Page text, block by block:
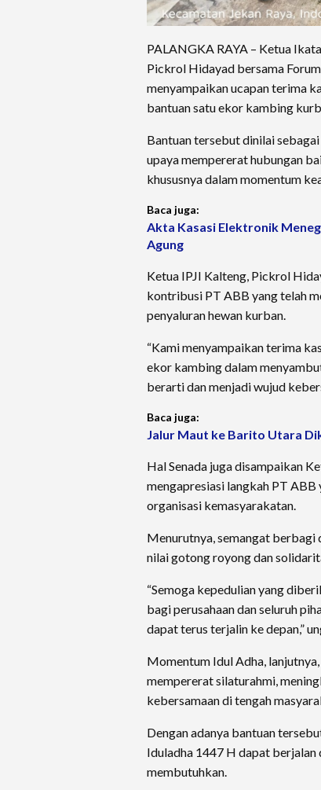
PALANGKA RAYA – Ketua
Pickrol Hidayad bersama
menyampaikan ucapan terima
bantuan satu ekor kambing
Bantuan tersebut dinilai
upaya mempererat hubungan
khususnya dalam momentum
Baca juga:
Akta Kasasi Elektronik
Agung
Ketua IPJI Kalteng, Pickrol
kontribusi PT ABB yang telah
penyaluran hewan kurban.
“Kami menyampaikan terima
ekor kambing dalam
berarti dan menjadi wujud
Baca juga:
Jalur Maut ke Barito Utara
Hal Senada juga disampaikan
mengapresiasi langkah PT
organisasi kemasyarakatan.
Menurutnya, semangat berbagi
nilai gotong royong dan
“Semoga kepedulian yang
bagi perusahaan dan seluruh
dapat terus terjalin ke depan,”
Momentum Idul Adha,
mempererat silaturahmi,
kebersamaan di tengah
Dengan adanya bantuan
Iduladha 1447 H dapat
membutuhkan.​